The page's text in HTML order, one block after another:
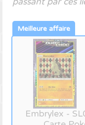
Embrylex -